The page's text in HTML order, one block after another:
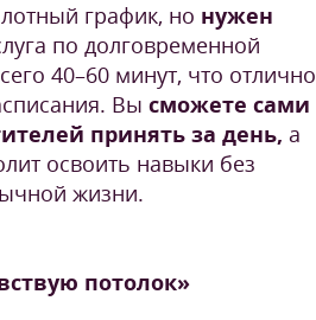
график, но нужен
по долговременной
40–60 минут, что отлично
Вы сможете сами
принять за день, а
освоить навыки без
жизни.
потолок»